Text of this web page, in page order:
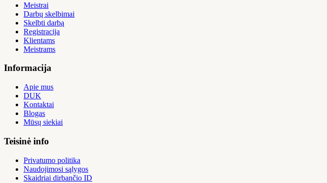
Meistrai
Darbų skelbimai
Skelbti darbą
Registracija
Klientams
Meistrams
Informacija
Apie mus
DUK
Kontaktai
Blogas
Mūsų siekiai
Teisinė info
Privatumo politika
Naudojimosi sąlygos
Skaidriai dirbančio ID